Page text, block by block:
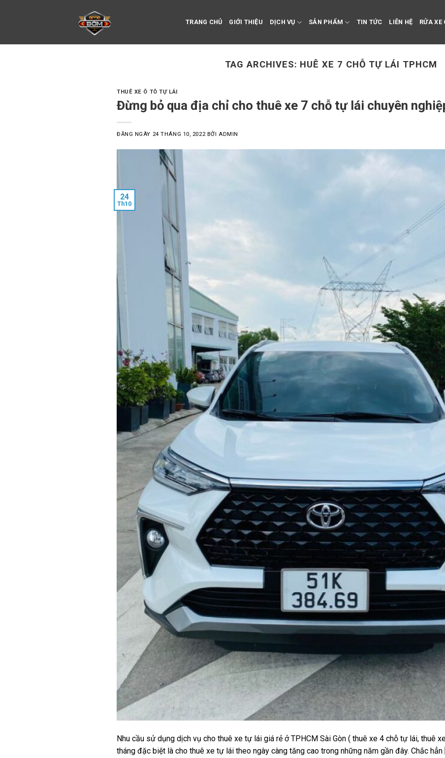
TRANG CHỦ GIỚI THIỆU DỊCH VỤ SẢN PHẨM TIN TỨC LIÊN HỆ RỬA XE
TAG ARCHIVES: HUÊ XE 7 CHỖ TỰ LÁI TPHCM
THUÊ XE Ô TÔ TỰ LÁI
Đừng bỏ qua địa chỉ cho thuê xe 7 chỗ tự lái chuyên
ĐĂNG NGÀY 24 THÁNG 10, 2022BỞI ADMIN
24
Th10
Nhu cầu sử dụng dịch vụ cho thuê xe tự lái giá rẻ ở TPHCM Sài Gòn ( thuê xe 4 chỗ tự lái, thuê
tháng đặc biệt là cho thuê xe tự lái theo ngày càng tăng cao trong những năm gần đây. Chắc hẳn